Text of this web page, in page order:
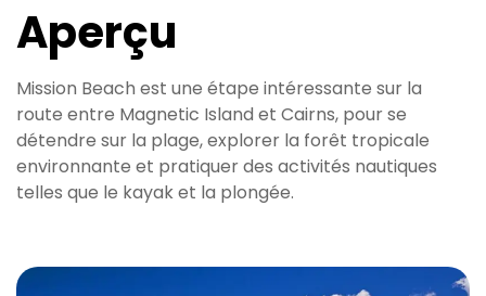
Aperçu
Mission Beach est une étape intéressante sur la
route entre Magnetic Island et Cairns, pour se
détendre sur la plage, explorer la forêt tropicale
environnante et pratiquer des activités nautiques
telles que le kayak et la plongée.